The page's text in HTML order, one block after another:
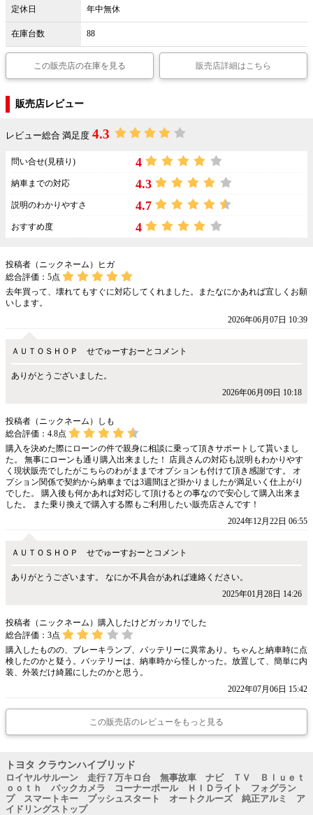
定休日 年中無休
在庫台数 88
この販売店の在庫を見る 販売店詳細はこちら
販売店レビュー
レビュー総合 満足度 4.3
問い合せ(見積り) 4
納車までの対応 4.3
説明のわかりやすさ 4.7
おすすめ度 4
投稿者（ニックネーム）ヒガ
総合評価： 5点
去年買って、壊れてもすぐに対応してくれました。またなにかあれば宜しくお願
いします。
2026年06月07日 10:39
ＡＵＴＯＳＨＯＰ せでゅーすおーとコメント
ありがとうございました。
2026年06月09日 10:18
投稿者（ニックネーム）しも
総合評価： 4.8点
購入を決めた際にローンの件で親身に相談に乗って頂きサポートして貰いまし
た。 無事にローンも通り購入出来ました！ 店員さんの対応も説明もわかりやす
く現状販売でしたがこちらのわがままでオプションも付けて頂き感謝です。 オ
プション関係で契約から納車までは3週間ほど掛かりましたが満足いく仕上がり
でした。 購入後も何かあれば対応して頂けるとの事なので安心して購入出来ま
した。 また乗り換えで購入する際もご利用したい販売店さんです！
2024年12月22日 06:55
ＡＵＴＯＳＨＯＰ せでゅーすおーとコメント
ありがとうございます。 なにか不具合があれば連絡ください。
2025年01月28日 14:26
投稿者（ニックネーム）購入したけどガッカリでした
総合評価： 3点
購入したものの、ブレーキランプ、バッテリーに異常あり。ちゃんと納車時に点
検したのかと疑う。バッテリーは、納車時から怪しかった。放置して、簡単に内
装、外装だけ綺麗にしたのかと思う。
2022年07月06日 15:42
この販売店のレビューをもっと見る
トヨタ クラウンハイブリッド
ロイヤルサルーン 走行７万キロ台 無事故車 ナビ ＴＶ Ｂｌｕｅｔ
ｏｏｔｈ バックカメラ コーナーポール ＨＩＤライト フォグラン
プ スマートキー プッシュスタート オートクルーズ 純正アルミ ア
イドリングストップ